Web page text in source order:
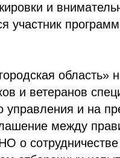
и
участник
область»
и ветеранов
управления и на
между
о